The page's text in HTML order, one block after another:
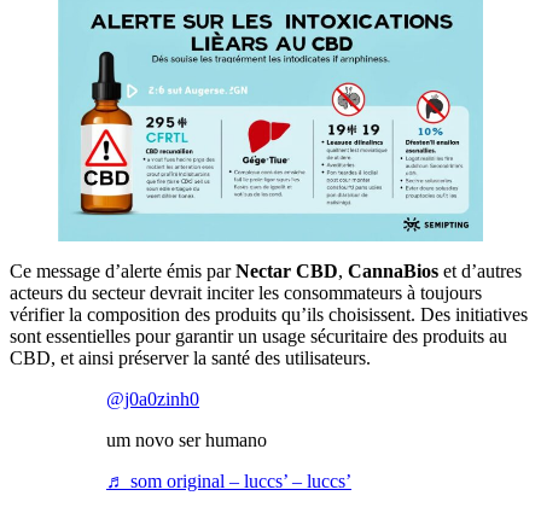
Ce message d’alerte émis parNectar CBD, CannaBios et d’autres
acteurs du secteur devrait inciter les consommateurs à toujours
vérifier la composition des produits qu’ils choisissent. Des initiatives
sont essentielles pour garantir un usage sécuritaire des produits au
CBD, et ainsi préserver la santé des utilisateurs.
@j0a0zinh0
um novo ser humano
♬ som original – luccs’ – luccs’